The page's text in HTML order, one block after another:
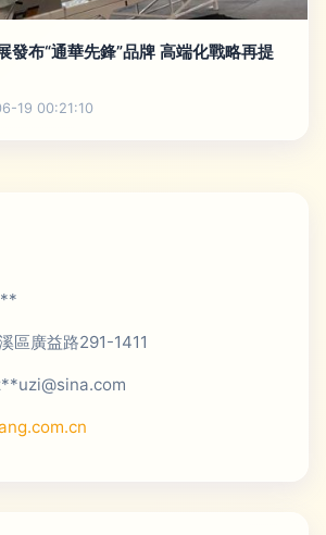
發布“通華先鋒”品牌 高端化戰略再提
19 00:21:10
區廣益路291-1411
uzi@sina.com